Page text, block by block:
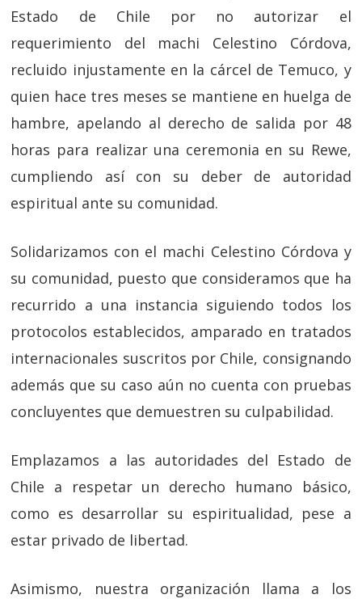
Estado de Chile por no autorizar el
requerimiento del machi Celestino Córdova,
recluido injustamente en la cárcel de Temuco, y
quien hace tres meses se mantiene en huelga de
hambre, apelando al derecho de salida por 48
horas para realizar una ceremonia en su Rewe,
cumpliendo así con su deber de autoridad
espiritual ante su comunidad.
Solidarizamos con el machi Celestino Córdova y
su comunidad, puesto que consideramos que ha
recurrido a una instancia siguiendo todos los
protocolos establecidos, amparado en tratados
internacionales suscritos por Chile, consignando
además que su caso aún no cuenta con pruebas
concluyentes que demuestren su culpabilidad.
Emplazamos a las autoridades del Estado de
Chile a respetar un derecho humano básico,
como es desarrollar su espiritualidad, pese a
estar privado de libertad.
Asimismo, nuestra organización llama a los